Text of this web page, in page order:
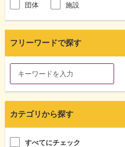
団体 施設
フリーワードで探す
カテゴリから探す
すべてにチェック